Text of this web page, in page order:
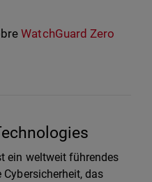
WatchGuard Zero
ein weltweit führendes
das